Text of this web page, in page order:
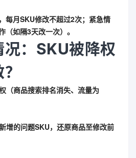
每月SKU修改不超过2次；紧急情
（如隔3天改一次）。
况：SKU被降权
（商品搜索排名消失、流量为
增的问题SKU，还原商品至修改前